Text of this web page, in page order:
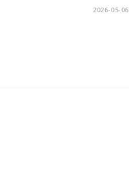
2026-05-06